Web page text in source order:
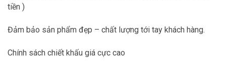
tiền )
Đảm bảo sản phẩm đẹp – chất lượng tới tay khách hàng.
Chính sách chiết khấu giá cực cao